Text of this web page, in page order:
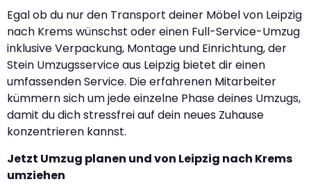
Egal ob du nur den Transport deiner Möbel von Leipzig
nach Krems wünschst oder einen Full-Service-Umzug
inklusive Verpackung, Montage und Einrichtung, der
Stein Umzugsservice aus Leipzig bietet dir einen
umfassenden Service. Die erfahrenen Mitarbeiter
kümmern sich um jede einzelne Phase deines Umzugs,
damit du dich stressfrei auf dein neues Zuhause
konzentrieren kannst.
Jetzt Umzug planen und von Leipzig nach Krems
umziehen